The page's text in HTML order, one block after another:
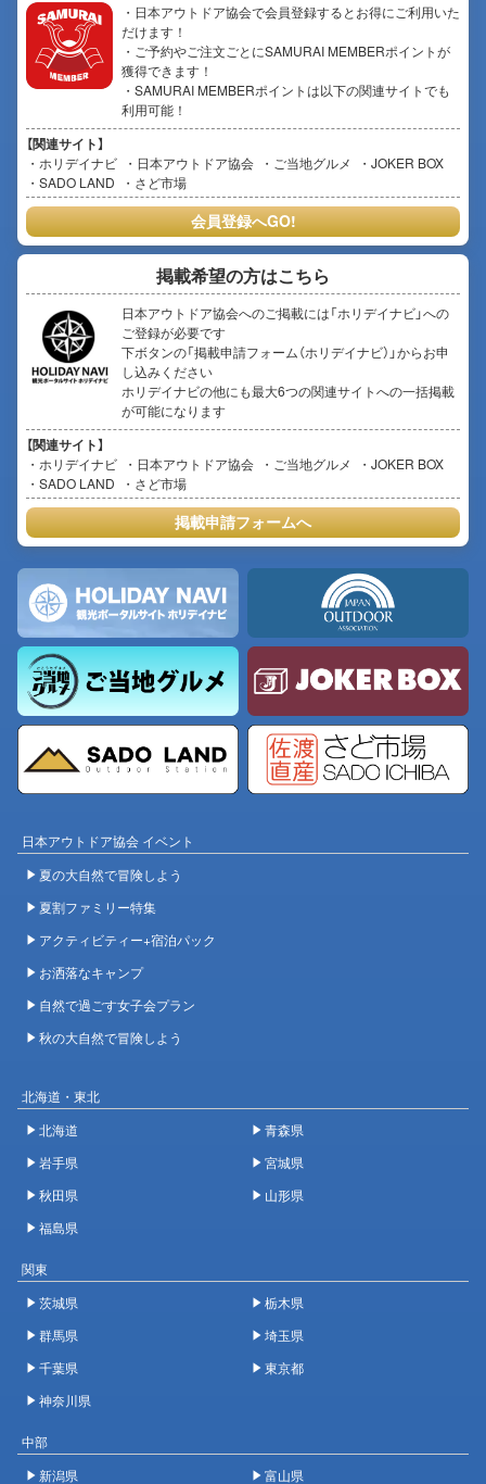
・日本アウトドア協会で会員登録するとお得にご利用いた
だけます！
・ご予約やご注文ごとにSAMURAI MEMBERポイントが
獲得できます！
・SAMURAI MEMBERポイントは以下の関連サイトでも
利用可能！
【関連サイト】
ホリデイナビ 日本アウトドア協会 ご当地グルメ
JOKER BOX
SADO LAND
さど市場
会員登録へGO!
掲載希望の方はこちら
日本アウトドア協会へのご掲載には「ホリデイナビ」への
ご登録が必要です
下ボタンの「掲載申請フォーム（ホリデイナビ）」からお申
し込みください
ホリデイナビの他にも最大6つの関連サイトへの一括掲載
が可能になります
【関連サイト】
ホリデイナビ 日本アウトドア協会 ご当地グルメ
JOKER BOX
SADO LAND
さど市場
掲載申請フォームへ
日本アウトドア協会 イベント
夏の大自然で冒険しよう
夏割ファミリー特集
アクティビティー+宿泊パック
お洒落なキャンプ
自然で過ごす女子会プラン
秋の大自然で冒険しよう
北海道・東北
北海道
青森県
岩手県
宮城県
秋田県
山形県
福島県
関東
茨城県
栃木県
群馬県
埼玉県
千葉県
東京都
神奈川県
中部
新潟県
富山県